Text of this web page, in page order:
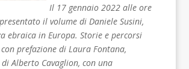
Il 17 gennaio 2022 alle ore
il volume di Daniele Susini,
ebraica in Europa. Storie e percorsi
prefazione di Laura Fontana,
Alberto Cavaglion, con una